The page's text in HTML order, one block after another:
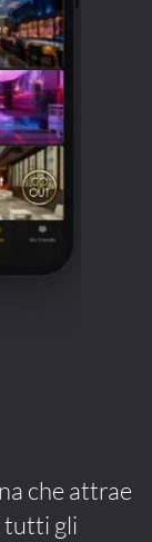
che attrae
tutti gli